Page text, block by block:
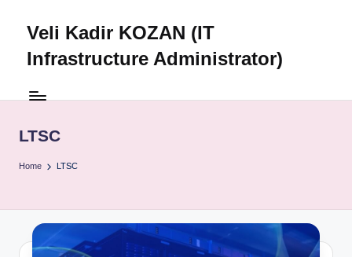
Veli Kadir KOZAN (IT
Infrastructure Administrator)
LTSC
Home LTSC